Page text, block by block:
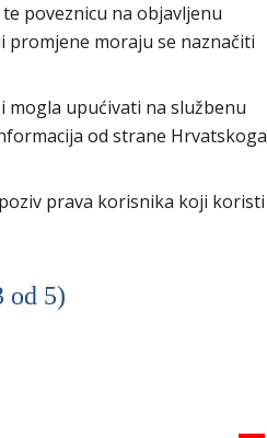
poveznicu na objavljenu
promjene moraju se naznačiti
upućivati na službenu
od strane Hrvatskoga
prava korisnika koji koristi
od 5)